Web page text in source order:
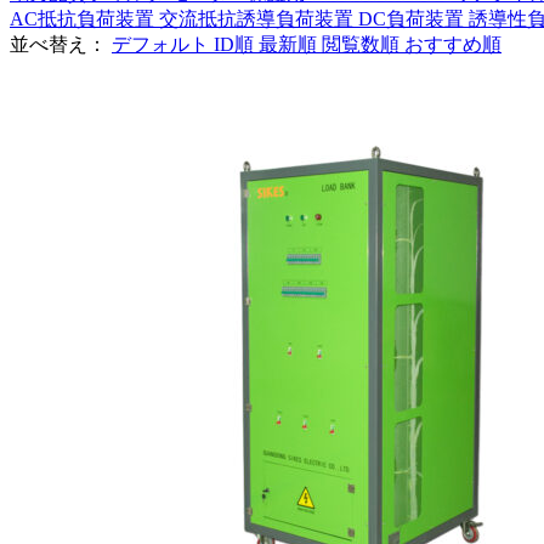
AC抵抗負荷装置 交流抵抗誘導負荷装置 DC負荷装置 誘導性
並べ替え：
デフォルト ID順 最新順 閲覧数順 おすすめ順